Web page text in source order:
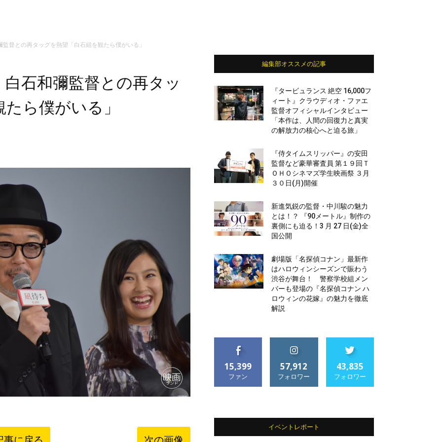
督との再タッグを熱望「白石組を観たら僕がいる」
石和彌監督との再タッ
ら僕がいる」
編集部オススメの記事
『タービュランス 絶空 16,000フ
ィート』クラウディオ・ファエ
監督オフィシャルインタビュー
「本作は、人間の回復力と真実
の解放力の核心へと迫る旅」
『侍タイムスリッパー』の安田
監督など豪華審査員 第１９回Ｔ
ＯＨＯシネマズ学生映画祭 ３月
３０日(月)開催
新進気鋭の監督・中川駿の魅力
とは！？ 『90メートル』制作の
裏側にも迫る！3 月 27 日(金)全
国公開
劇場版「名探偵コナン」最新作
はハロウィンシーズンで賑わう
渋谷が舞台！ 警察学校組メン
バーも登場の『名探偵コナン ハ
ロウィンの花嫁』の魅力を徹底
解説
15,399
ファン
57,912
フォロワー
43,835
フォロワー
イベントレポート